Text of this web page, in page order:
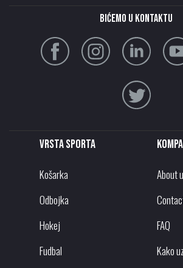
Bićemo u kontaktu
Vrsta sporta
Košarka
Odbojka
Hokej
Fudbal
About
FAQ
Kako